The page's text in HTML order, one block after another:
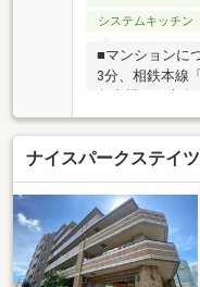
システムキッチン
■マンションに
3分、相鉄本線
可能な好立地○
和不動産旧分
原商店街」も身
も揃う便利な
き、明るい陽光
施により、気持
ウンターキッチ
イズ】浴室乾燥
エコカラットを
ナイスパークステイ